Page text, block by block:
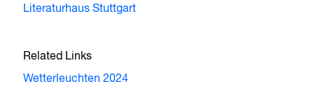
Literaturhaus Stuttgart
Related Links
Wetterleuchten 2024